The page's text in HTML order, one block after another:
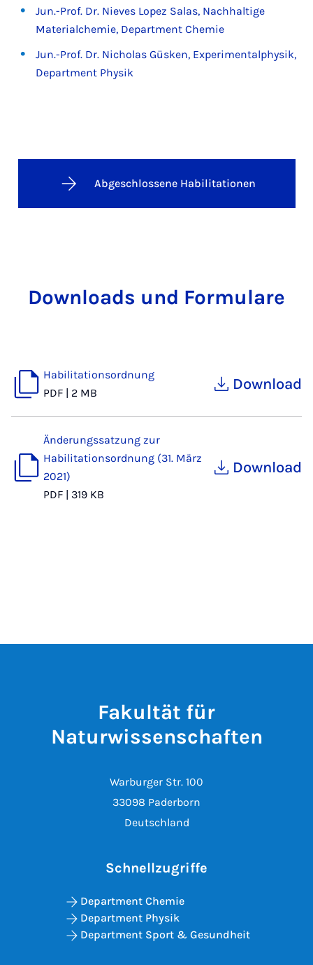
Jun.-Prof. Dr. Nieves Lopez Salas, Nachhaltige
Materialchemie, Department Chemie
Jun.-Prof. Dr. Nicholas Güsken, Experimentalphysik,
Department Physik
Abgeschlossene Habilitationen
Downloads und Formulare
Habilitationsordnung
PDF | 2 MB Download
Änderungssatzung zur
Habilitationsordnung (31. März
2021)
PDF | 319 KB
Download
Fakultät für
Naturwissenschaften
Warburger Str. 100
33098 Paderborn
Deutschland
Schnellzugriffe
Department Chemie
Department Physik
Department Sport & Gesundheit